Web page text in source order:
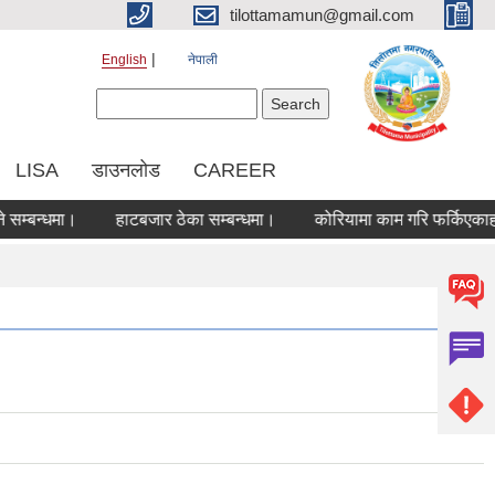
tilottamamun@gmail.com
English नेपाली
LISA डाउनलोड CAREER
हाटबजार ठेका सम्बन्धमा। कोरियामा काम गरि